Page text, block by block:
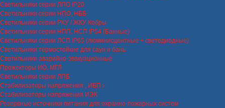
Светильники серии ЛПО IP20
Светильники серии НПО, НББ
Светильники серии РКУ / ЖКУ Кобры
Светильники серии НПП, НСП IP54 (Банные)
Светильники серии ЛСП IP65 (люминисцентные + светодиодные)
Светильники термостойкие для саун и бань
Светильники аварийно-эвакуационные
Прожекторы ИО, МГЛ
Светильники серии ЛПБ
Стабилизаторы напряжения , ИБП
Стабилизаторы напряжения ИЭК
Резервные источники питания для охранно-пожарных систем